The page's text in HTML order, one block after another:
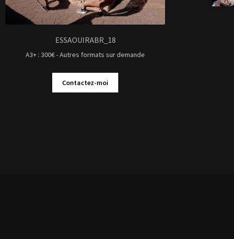
ESSAOUIRABR_18
A3+ : 300€ - Autres formats sur demande
Contactez-moi